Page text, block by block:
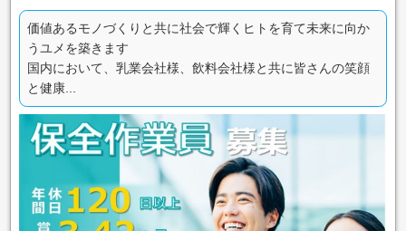
価値あるモノづくりと共に社会で輝くヒトを育て未来に向か
うユメを築きます
国内において、乳業会社様、飲料会社様と共に皆さんの笑顔
と健康...